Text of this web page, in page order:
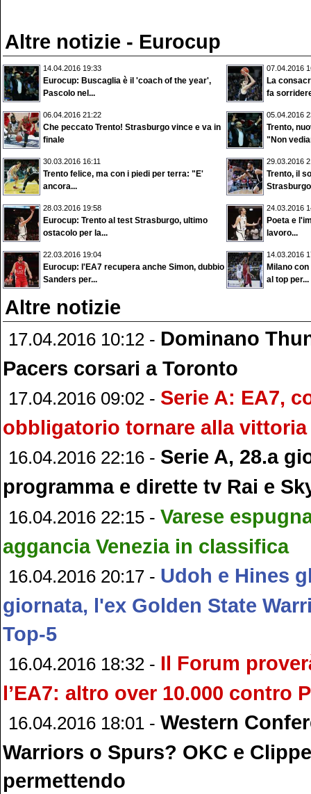
Altre notizie - Eurocup
14.04.2016 19:33
Eurocup: Buscaglia è il 'coach of the year',
Pascolo nel...
07.04.2016
La
fa
06.04.2016 21:22
Che peccato Trento! Strasburgo vince e va in
finale
05.04.2016
Trento,
"Non
30.03.2016 16:11
Trento felice, ma con i piedi per terra: "E'
ancora...
29.03.2016
Trento, il
28.03.2016 19:58
Eurocup: Trento al test Strasburgo, ultimo
ostacolo per la...
24.03.2016
Poeta e
lavoro...
22.03.2016 19:04
Eurocup: l'EA7 recupera anche Simon, dubbio
Sanders per...
14.03.2016
Milano
al top per...
Altre notizie
17.04.2016 10:12 - Dominano
Pacers corsari a Toronto
17.04.2016 09:02 - Serie A: EA7,
obbligatorio tornare alla vittoria
16.04.2016 22:16 - Serie A, 28.a
programma e dirette tv Rai e
16.04.2016 22:15 - Varese
aggancia Venezia in classifica
16.04.2016 20:17 - Udoh e Hines
giornata, l'ex Golden State
Top-5
16.04.2016 18:32 - Il Forum
l’EA7: altro over 10.000 contro
16.04.2016 18:01 - Western
Warriors o Spurs? OKC e
permettendo